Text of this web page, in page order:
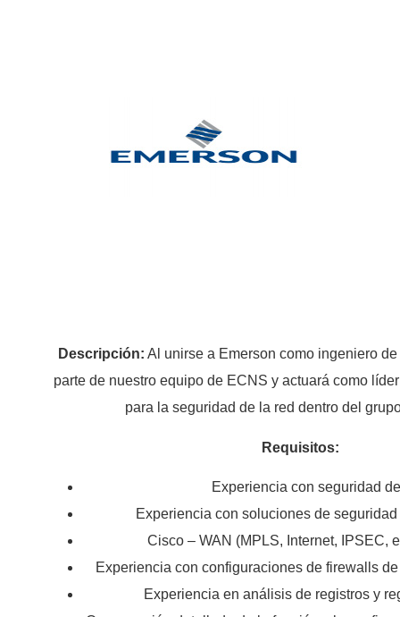
Descripción: Al unirse a Emerson como ingeniero
parte de nuestro equipo de ECNS y actuará como
para la seguridad de la red dentro del
Requisitos:
Experiencia con seguridad
Experiencia con soluciones de
Cisco – WAN (MPLS, Internet, IPSEC,
Experiencia con configuraciones de firewalls
Experiencia en análisis de registros y